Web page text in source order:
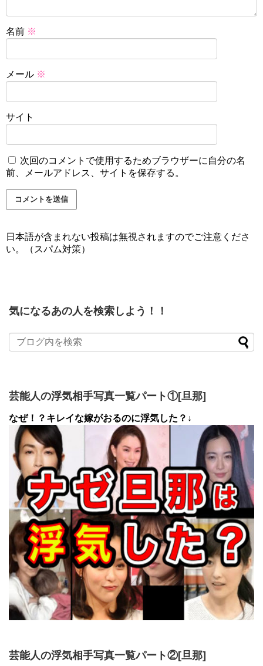
名前 ※
メール ※
サイト
次回のコメントで使用するためブラウザーに自分の名
前、メールアドレス、サイトを保存する。
日本語が含まれない投稿は無視されますのでご注意くださ
い。（スパム対策）
気になるあの人を検索しよう！！
芸能人の浮気相手写真一覧パート①[旦那]
なぜ！？キレイな嫁がおるのに浮気した？↓
芸能人の浮気相手写真一覧パート②[旦那]